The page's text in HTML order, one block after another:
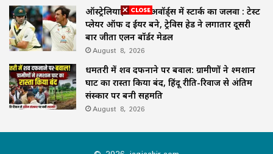
ऑस्ट्रेलियाई क्रिकेट अवॉर्ड्स में स्टार्क का जलवा : टेस्ट
प्लेयर ऑफ द ईयर बने, ट्रेविस हेड ने लगातार दूसरी
बार जीता एलन बॉर्डर मेडल
August 8, 2026
धमतरी में शव दफनाने पर बवाल: ग्रामीणों ने श्मशान
घाट का रास्ता किया बंद, हिंदू रीति-रिवाज से अंतिम
संस्कार पर बनी सहमति
August 8, 2026